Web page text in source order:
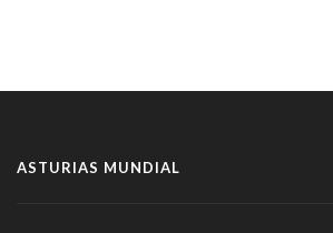
ASTURIAS MUNDIAL